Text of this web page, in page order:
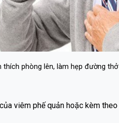
thích phòng lên, làm hẹp đường thở
viêm phế quản hoặc kèm theo